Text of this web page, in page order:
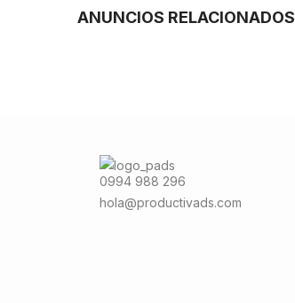
ANUNCIOS RELACIONADOS
0994 988 296
hola@productivads.com